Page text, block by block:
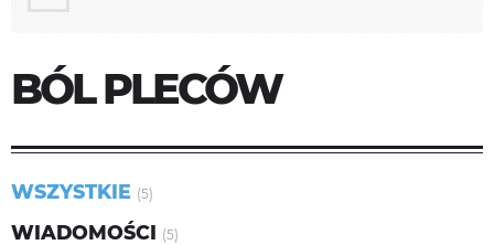
BÓL PLECÓW
WSZYSTKIE (5)
WIADOMOŚCI (5)